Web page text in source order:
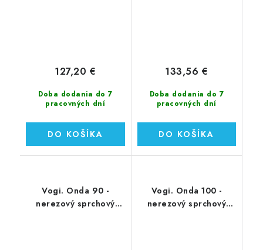
Doba dodania do 7
pracovných dní
127,20 €
DO KOŠÍKA
Doba dodania do 7
pracovných dní
133,56 €
DO KOŠÍKA
Vogi. Onda 90 -
nerezový sprchový
Vogi. Onda 100 -
nerezový sprchový